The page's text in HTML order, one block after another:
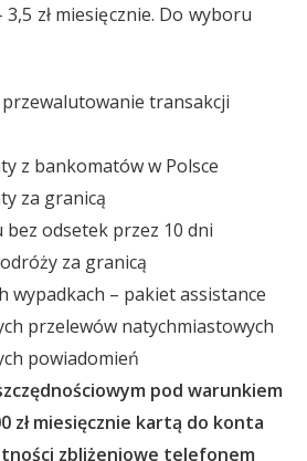
zł miesięcznie. Do wyboru
transakcji
z bankomatów w Polsce
za granicą
odsetek przez 10 dni
za granicą
wypadkach – pakiet assistance
przelewów natychmiastowych
powiadomień
pod warunkiem
zł miesięcznie kartą do konta
zbliżeniowe telefonem